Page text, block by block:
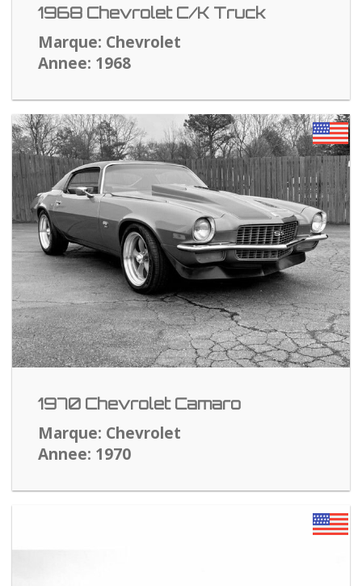
1968 Chevrolet C/K Truck
Marque: Chevrolet
Annee: 1968
1970 Chevrolet Camaro
Marque: Chevrolet
Annee: 1970